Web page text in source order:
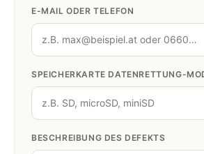
E-MAIL ODER TELEFON
SPEICHERKARTE DATENRETTUNG-
BESCHREIBUNG DES DEFEKTS